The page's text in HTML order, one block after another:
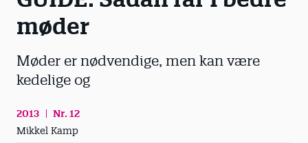
møder
Møder er nødvendige, men kan være
kedelige og
2013
Nr. 12
Mikkel Kamp